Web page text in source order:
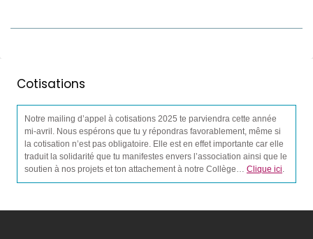
Cotisations
Notre mailing d’appel à cotisations 2025 te parviendra cette année
mi-avril. Nous espérons que tu y répondras favorablement, même si
la cotisation n’est pas obligatoire. Elle est en effet importante car elle
traduit la solidarité que tu manifestes envers l’association ainsi que le
soutien à nos projets et ton attachement à notre Collège… Clique ici.